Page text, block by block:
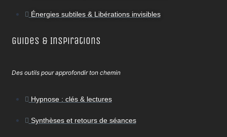
Énergies subtiles & Libérations invisibles
Guides & Inspirations
Des outils pour approfondir ton chemin
Hypnose : clés & lectures
Synthèses et retours de séances